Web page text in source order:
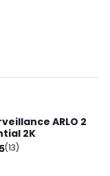
ARLO 2
2K
(13)